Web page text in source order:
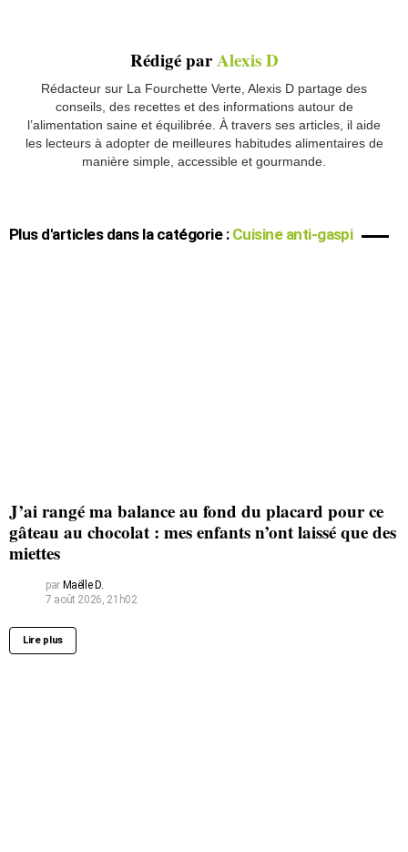
Rédigé parAlexis D
Rédacteur sur La Fourchette Verte, Alexis D partage des
conseils, des recettes et des informations autour de
l’alimentation saine et équilibrée. À travers ses articles, il aide
les lecteurs à adopter de meilleures habitudes alimentaires de
manière simple, accessible et gourmande.
Plus d'articles dans la catégorie : Cuisine anti-gaspi
J’ai rangé ma balance au fond du placard pour ce
gâteau au chocolat : mes enfants n’ont laissé que des
miettes
par Maëlle D.
7 août 2026, 21h02
Lire plus